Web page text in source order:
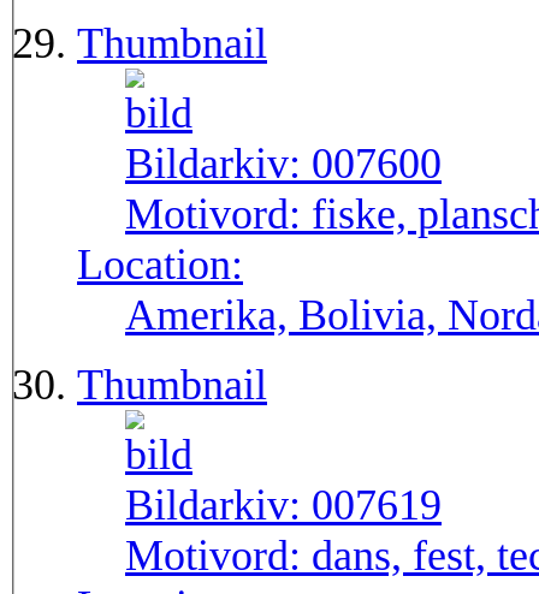
Thumbnail
Bildarkiv: 007600
Motivord: fiske,
Location:
Amerika, Bolivia,
Thumbnail
Bildarkiv: 007619
Motivord: dans, fest,